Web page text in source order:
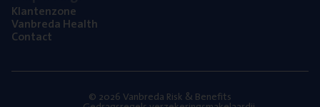
Klan­ten­zo­ne
Van­b­re­da Health
Con­tact
© 2026 Vanbreda Risk & Benefits